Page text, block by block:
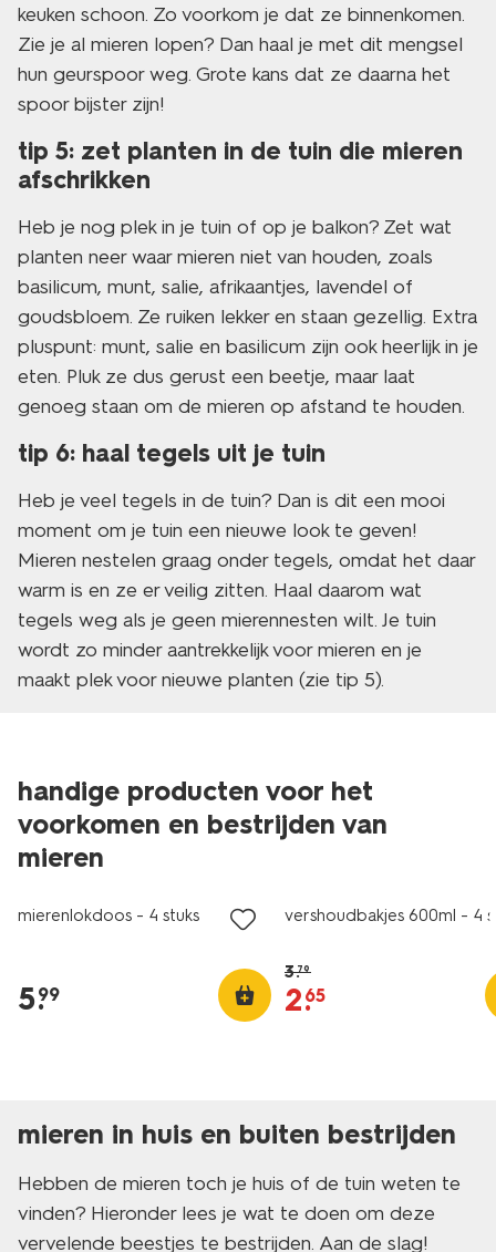
keuken schoon. Zo voorkom je dat ze binnenkomen.
Zie je al mieren lopen? Dan haal je met dit mengsel
hun geurspoor weg. Grote kans dat ze daarna het
spoor bijster zijn!
tip 5: zet planten in de tuin die mieren
afschrikken
Heb je nog plek in je tuin of op je balkon? Zet wat
planten neer waar mieren niet van houden, zoals
basilicum, munt, salie, afrikaantjes, lavendel of
goudsbloem. Ze ruiken lekker en staan gezellig. Extra
pluspunt: munt, salie en basilicum zijn ook heerlijk in je
eten. Pluk ze dus gerust een beetje, maar laat
genoeg staan om de mieren op afstand te houden.
tip 6: haal tegels uit je tuin
Heb je veel tegels in de tuin? Dan is dit een mooi
moment om je tuin een nieuwe look te geven!
Mieren nestelen graag onder tegels, omdat het daar
warm is en ze er veilig zitten. Haal daarom wat
tegels weg als je geen mierennesten wilt. Je tuin
wordt zo minder aantrekkelijk voor mieren en je
maakt plek voor nieuwe planten (zie tip 5).
handige producten voor het
voorkomen en bestrijden van
mieren
mierenlokdoos - 4 stuks
5.
99
vershoudbakjes 600ml - 4
3.79
2.
65
mieren in huis en buiten bestrijden
Hebben de mieren toch je huis of de tuin weten te
vinden? Hieronder lees je wat te doen om deze
vervelende beestjes te bestrijden. Aan de slag!